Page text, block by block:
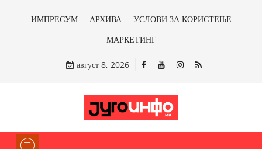
ИМПРЕСУМ АРХИВА
УСЛОВИ ЗА КОРИСТЕЊЕ
МАРКЕТИНГ
август 8, 2026